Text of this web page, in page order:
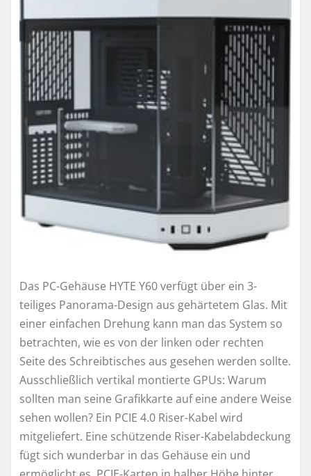
Das PC-Gehäuse HYTE Y60 verfügt über ein 3-
teiliges Panorama-Design aus gehärtetem Glas. Mit
einer einfachen Drehung kann man das System so
betrachten, wie es von der linken oder rechten
Seite des Schreibtisches aus gesehen werden sollte.
Ausschließlich vertikal montierte GPUs: Warum
sollten man seine Grafikkarte auf eine andere Weise
sehen wollen? Ein PCIE 4.0 Riser-Kabel wird
mitgeliefert. Eine schützende Riser-Kabelabdeckung
fügt sich wunderbar in das Gehäuse ein und